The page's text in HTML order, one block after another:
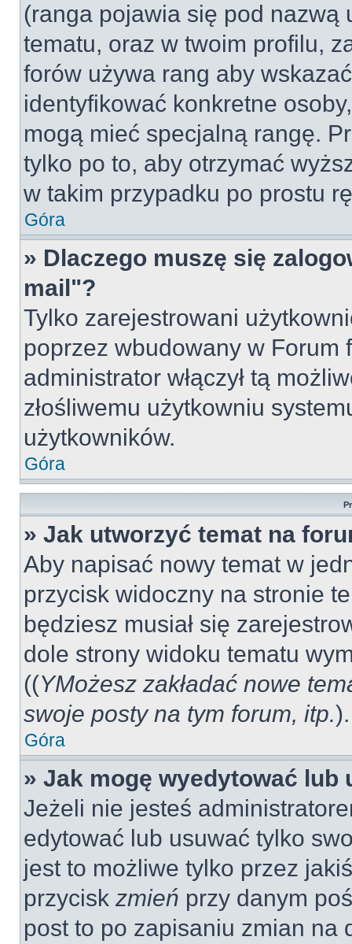
(ranga pojawia się pod
tematu, oraz w twoim profilu,
forów używa rang aby
identyfikować konkretne
mogą mieć specjalną rangę.
tylko po to, aby otrzymać
w takim przypadku po prostu
Góra
» Dlaczego muszę się
mail"?
Tylko zarejestrowani
poprzez wbudowany w Forum
administrator włączył tą
złośliwemu użytkowniu
użytkowników.
Góra
» Jak utworzyć temat na
Aby napisać nowy temat w
przycisk widoczny na stronie
będziesz musiał się
dole strony widoku tematu
((YMożesz zakładać nowe
swoje posty na tym forum, itp.).
Góra
» Jak mogę wyedytować lub
Jeżeli nie jesteś
edytować lub usuwać tylko
jest to możliwe tylko przez
przycisk zmień przy danym
post to po zapisaniu zmian na